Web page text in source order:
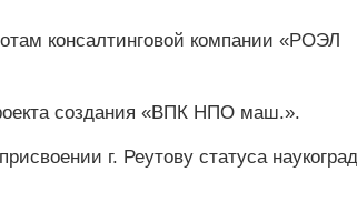
консалтинговой компании «РОЭЛ
создания «ВПК НПО маш.».
г. Реутову статуса